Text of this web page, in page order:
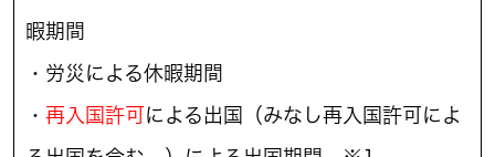
暇期間
・労災による休暇期間
・ 再入国許可による出国（みなし再入国許可によ